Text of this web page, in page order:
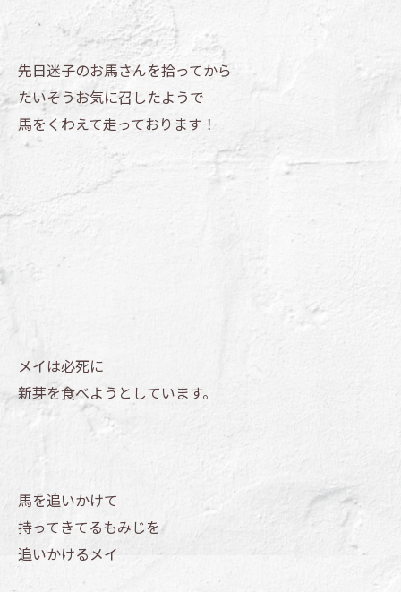
先日迷子のお馬さんを拾ってから
たいそうお気に召したようで
馬をくわえて走っております！
メイは必死に
新芽を食べようとしています。
馬を追いかけて
持ってきてるもみじを
追いかけるメイ